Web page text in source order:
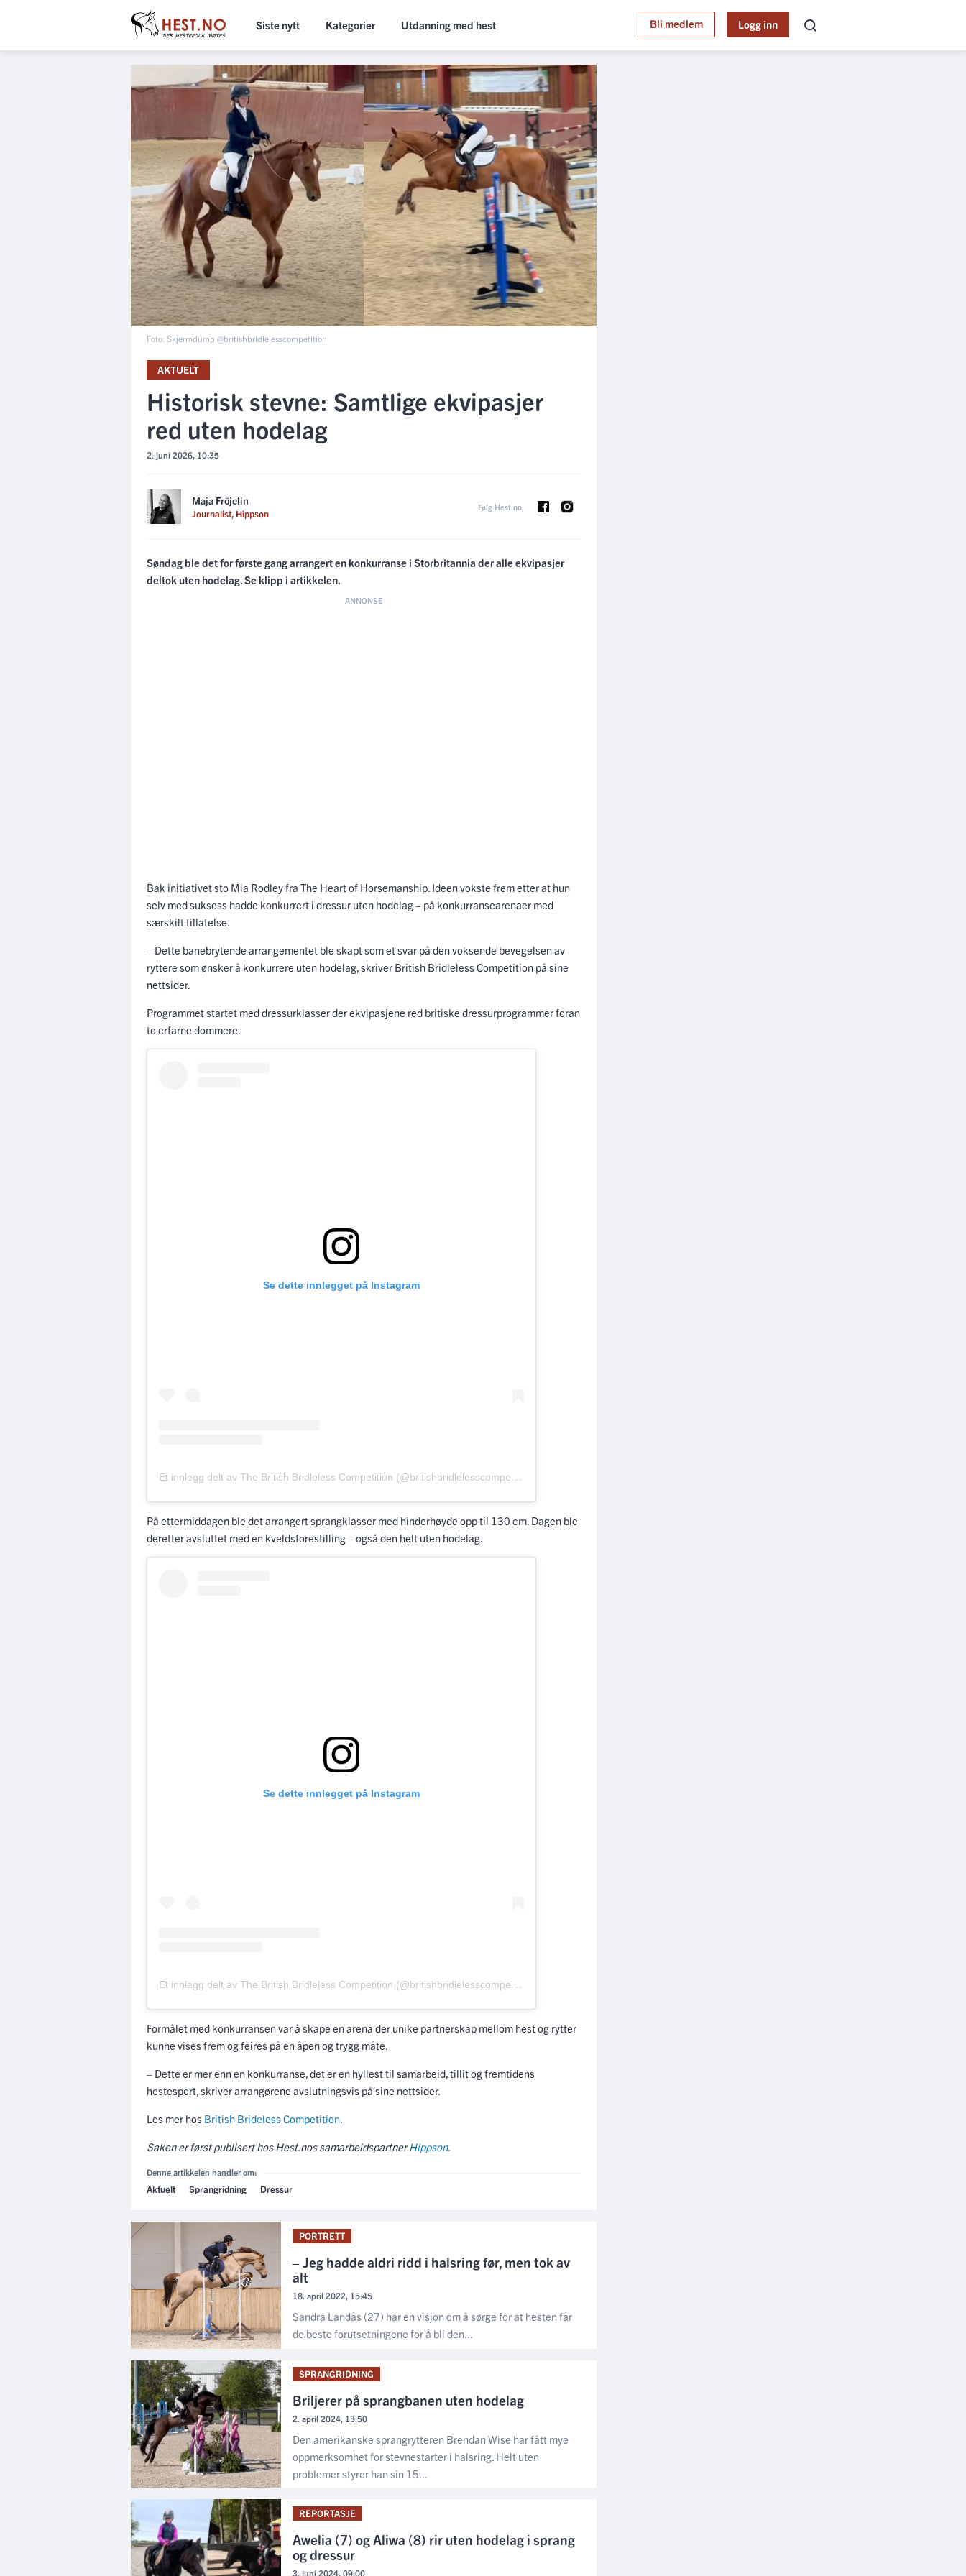
Siste nytt Kategorier Utdanning med hest Bli medlem Logg inn
Foto: Skjermdump @britishbridlelesscompetition
AKTUELT
Historisk stevne: Samtlige ekvipasjer
red uten hodelag
2. juni 2026, 10:35
Maja Fröjelin
Journalist, Hippson
Følg Hest.no:
Søndag ble det for første gang arrangert en konkurranse i Storbritannia der alle ekvipasjer
deltok uten hodelag. Se klipp i artikkelen.
Bak initiativet sto Mia Rodley fra The Heart of Horsemanship. Ideen vokste frem etter at hun
selv med suksess hadde konkurrert i dressur uten hodelag – på konkurransearenaer med
særskilt tillatelse.
– Dette banebrytende arrangementet ble skapt som et svar på den voksende bevegelsen av
ryttere som ønsker å konkurrere uten hodelag, skriver British Bridleless Competition på sine
nettsider.
Programmet startet med dressurklasser der ekvipasjene red britiske dressurprogrammer foran
to erfarne dommere.
Se dette innlegget på Instagram
På ettermiddagen ble det arrangert sprangklasser med hinderhøyde opp til 130 cm. Dagen ble
deretter avsluttet med en kveldsforestilling – også den helt uten hodelag.
Se dette innlegget på Instagram
Et innlegg delt av The British Bridleless Competition (@britishbridlelesscompetition)
Formålet med konkurransen var å skape en arena der unike partnerskap mellom hest og rytter
kunne vises frem og feires på en åpen og trygg måte.
– Dette er mer enn en konkurranse, det er en hyllest til samarbeid, tillit og fremtidens
hestesport, skriver arrangørene avslutningsvis på sine nettsider.
Les mer hos British Brideless Competition.
Saken er først publisert hos Hest.nos samarbeidspartnerHippson.
Denne artikkelen handler om:
Aktuelt Sprangridning Dressur
PORTRETT
– Jeg hadde aldri ridd i halsring før, men tok av
alt
18. april 2022, 15:45
Sandra Landås (27) har en visjon om å sørge for at hesten får
de beste forutsetningene for å bli den...
SPRANGRIDNING
Briljerer på sprangbanen uten hodelag
2. april 2024, 13:50
Den amerikanske sprangrytteren Brendan Wise har fått mye
oppmerksomhet for stevnestarter i halsring. Helt uten
problemer styrer han sin 15...
REPORTASJE
Awelia (7) og Aliwa (8) rir uten hodelag i sprang
og dressur
3. juni 2024, 09:00